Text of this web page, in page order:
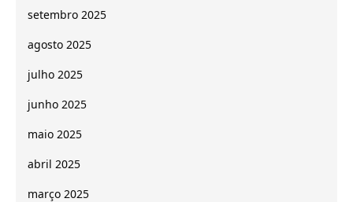
setembro 2025
agosto 2025
julho 2025
junho 2025
maio 2025
abril 2025
março 2025